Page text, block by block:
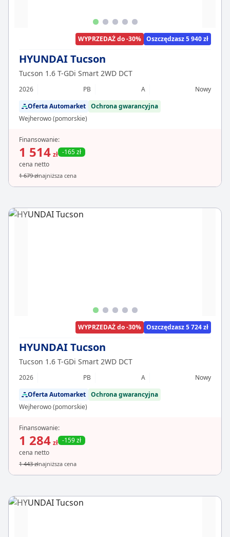
WYPRZEDAŻ do -30% Oszczędzasz 5 940 zł
HYUNDAI Tucson
Tucson 1.6 T-GDi Smart 2WD DCT
2026 PB A
Nowy
Oferta Automarket Ochrona gwarancyjna
Wejherowo (pomorskie)
Finansowanie:
1 514 zł -165 zł
cena netto
1 679 złnajniższa cena
WYPRZEDAŻ do -30% Oszczędzasz 5 724 zł
HYUNDAI Tucson
Tucson 1.6 T-GDi Smart 2WD DCT
2026 PB A
Nowy
Oferta Automarket Ochrona gwarancyjna
Wejherowo (pomorskie)
Finansowanie:
1 284 zł -159 zł
cena netto
1 443 złnajniższa cena